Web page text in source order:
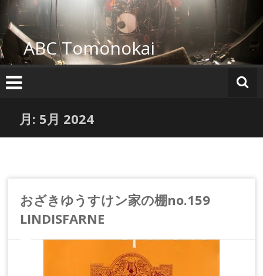
テ
ン
ツ
へ
ス
ABC Tomonokai
月: 5月 2024
おざきゆうすけン家の棚no.159
LINDISFARNE